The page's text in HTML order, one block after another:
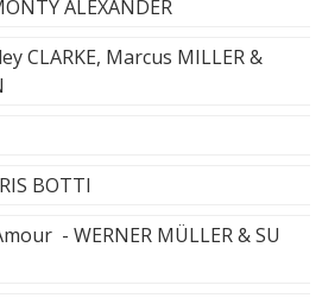
ALEXANDER
CLARKE, Marcus MILLER &
BOTTI
- WERNER MÜLLER & SU